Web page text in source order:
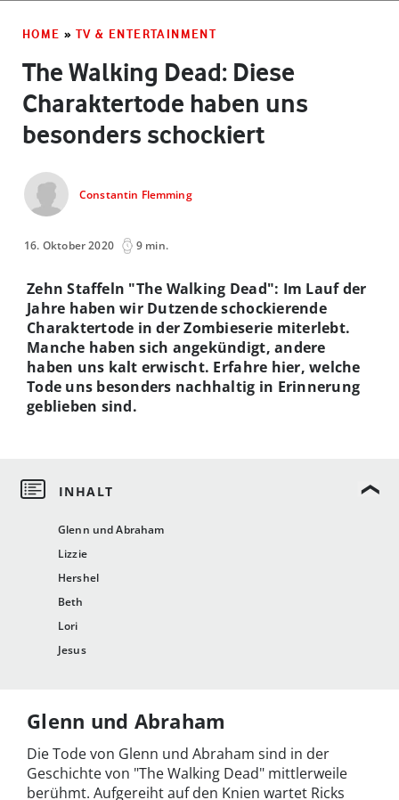
HOME » TV & ENTERTAINMENT
The Walking Dead: Diese
Charaktertode haben uns
besonders schockiert
Constantin Flemming
16. Oktober 2020 9 min.
Glenn und Abraham
Lizzie
Hershel
Beth
Lori
Jesus
Zehn Staffeln "The Walking Dead": Im Lauf der
Jahre haben wir Dutzende schockierende
Charaktertode in der Zombieserie miterlebt.
Manche haben sich angekündigt, andere
haben uns kalt erwischt. Erfahre hier, welche
Tode uns besonders nachhaltig in Erinnerung
geblieben sind.
Glenn und Abraham
Die Tode von Glenn und Abraham sind in der
Geschichte von "The Walking Dead" mittlerweile
berühmt. Aufgereiht auf den Knien wartet Ricks